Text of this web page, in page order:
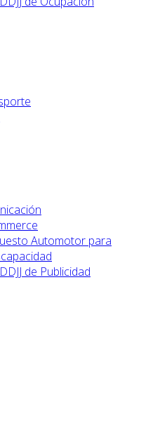
Automotor para
de Publicidad